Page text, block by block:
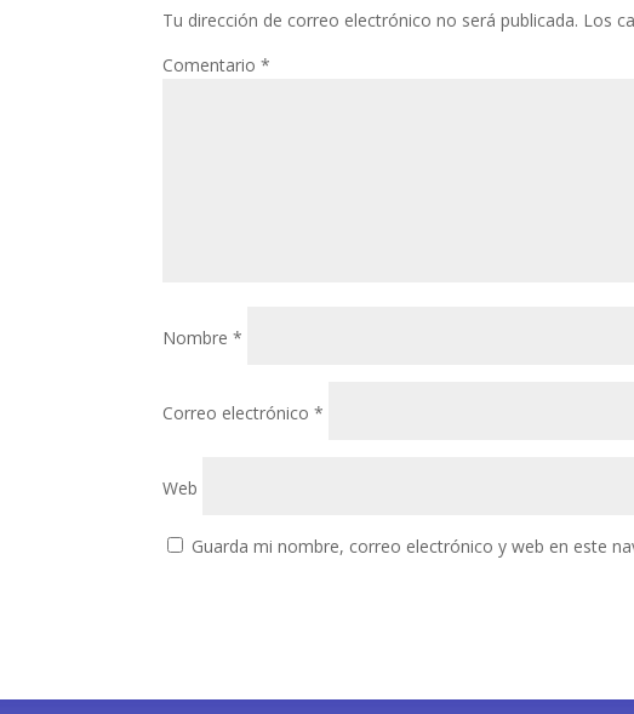
Tu dirección de correo electrónico no será publicada. Los
Comentario*
Nombre*
Correo electrónico*
Web
Guarda mi nombre, correo electrónico y web en este